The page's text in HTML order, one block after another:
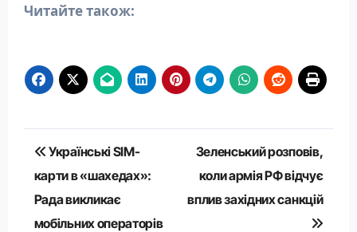
Читайте також:
Навігація
записів
Українські SIM-
карти в «шахедах»:
Рада викликає
мобільних операторів
Зеленський розповів,
коли армія РФ відчує
вплив західних санкцій